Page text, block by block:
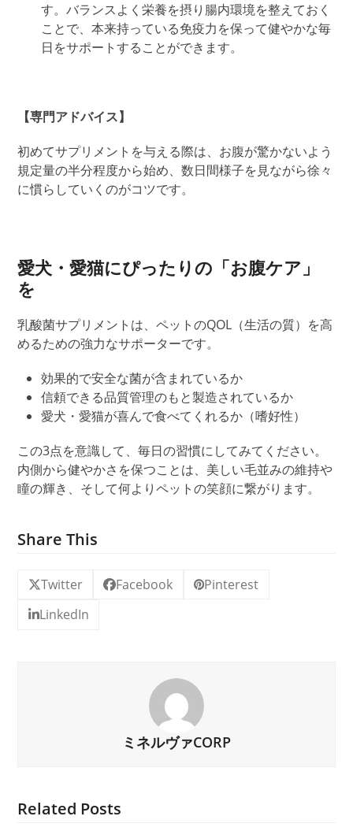
す。バランスよく栄養を摂り 腸内環境を整えておく
ことで、本来持っている免疫力を保って健やかな毎
日をサポートすることができます。
【専門アドバイス】
初めてサプリメントを与える際は、お腹が驚かないよう
規定量の半分程度から始め、数日間様子を見ながら徐々
に慣らしていくのがコツです。
愛犬・愛猫にぴったりの「お腹ケア」
を
乳酸菌サプリメントは、ペットのQOL（生活の質）を高
めるための強力なサポーターです。
効果的で安全な菌が含まれているか
信頼できる品質管理のもと製造されているか
愛犬・愛猫が喜んで食べてくれるか（嗜好性）
この3点を意識して、毎日の習慣にしてみてください。
内側から健やかさを保つことは、美しい毛並みの維持や
瞳の輝き、そして何よりペットの笑顔に繋がります。
Share This
Twitter Facebook
Pinterest
LinkedIn
ミネルヴァCORP
Related Posts